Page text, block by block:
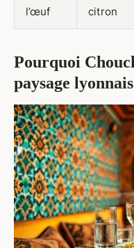
l’œuf
citron
Pourquoi
paysage